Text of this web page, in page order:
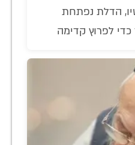
הדלת נפתחת
לפרוץ קדימה